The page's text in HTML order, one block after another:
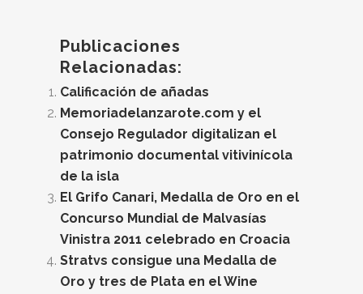
Publicaciones
Relacionadas:
Calificación de añadas
Memoriadelanzarote.com y el
Consejo Regulador digitalizan el
patrimonio documental vitivinícola
de la isla
El Grifo Canari, Medalla de Oro en el
Concurso Mundial de Malvasías
Vinistra 2011 celebrado en Croacia
Stratvs consigue una Medalla de
Oro y tres de Plata en el Wine